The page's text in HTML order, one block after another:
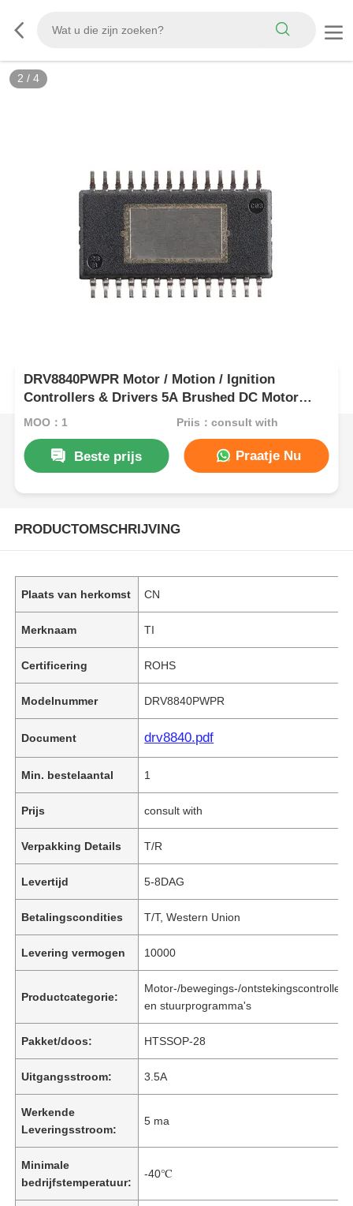
2 / 4
DRV8840PWPR Motor / Motion / Ignition
Controllers & Drivers 5A Brushed DC Motor
Driver
MOQ：1 Prijs：consult with
Beste prijs Praatje Nu
PRODUCTOMSCHRIJVING
Plaats van herkomst CN
Merknaam TI
Certificering ROHS
Modelnummer DRV8840PWPR
Document drv8840.pdf
Min. bestelaantal 1
Prijs consult with
Verpakking Details T/R
Levertijd 5-8DAG
Betalingscondities T/T, Western Union
Levering vermogen 10000
Productcategorie:
Motor-/bewegings-/ontstekingscontrollers
en stuurprogramma's
Pakket/doos: HTSSOP-28
Uitgangsstroom: 3.5A
Werkende
Leveringsstroom:
5 ma
Minimale
bedrijfstemperatuur:
-40℃